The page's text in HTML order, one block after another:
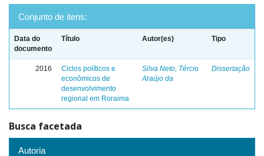
Conjunto de itens:
Data do
documento
Título Autor(es) Tipo
2016
Ciclos políticos e
econômicos de
desenvolvimento
regional em Roraima
Silva Neto, Tércio
Araújo da
Dissertação
Busca facetada
Autoria